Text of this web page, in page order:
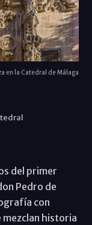
en la Catedral de Málaga
del primer
Pedro de
con
mezclan historia